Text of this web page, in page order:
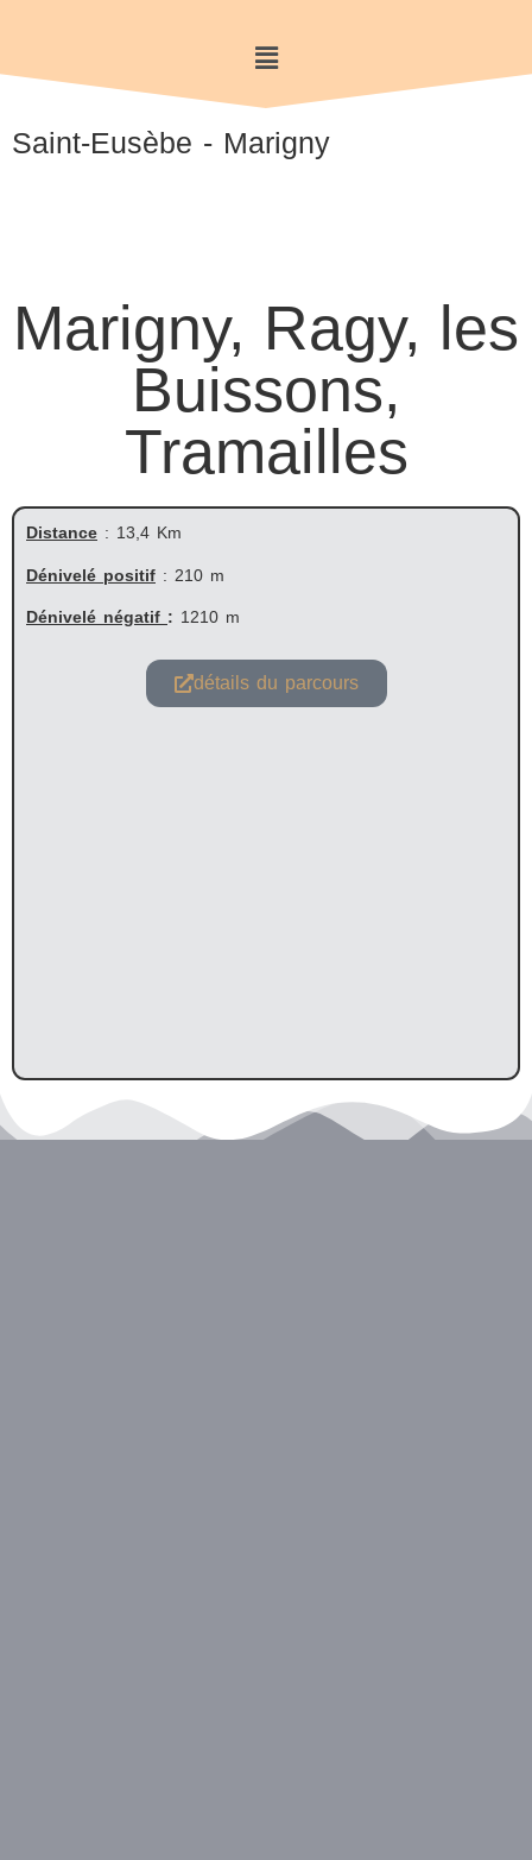
Saint-Eusèbe - Marigny
Marigny, Ragy, les
Buissons,
Tramailles
Distance : 13,4 Km
Dénivelé positif : 210 m
Dénivelé négatif : 1210 m
détails du parcours